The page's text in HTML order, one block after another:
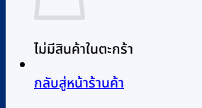
ไม่มีสินค้าในตะกร้า
กลับสู่หน้าร้านค้า